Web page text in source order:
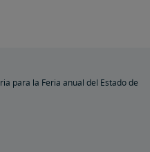
para la Feria anual del Estado de